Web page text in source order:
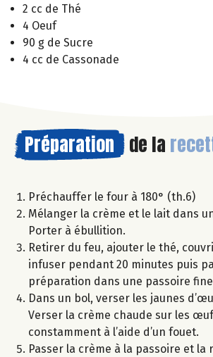
2 cc de Thé
4 Oeuf
90 g de Sucre
4 cc de Cassonade
Préparation de la
Préchauffer le four à 180° (th.6)
Mélanger la crème et le lait dans
Porter à ébullition.
Retirer du feu, ajouter le thé,
infuser pendant 20 minutes puis
préparation dans une passoire
Dans un bol, verser les jaunes
Verser la crème chaude sur les
constamment à l’aide d’un fouet.
Passer la crème à la passoire et